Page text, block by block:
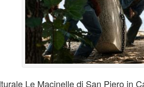
Le Macinelle di San Piero in